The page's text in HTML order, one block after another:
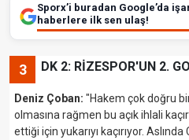
Sporx’i buradan Google’da
haberlere ilk sen ulaş!
3 DK 2: RİZESPOR'UN 2.
Deniz Çoban: "Hakem çok doğru
olmasına rağmen bu açık ihlali
ettiği için yukarıyı kaçırıyor.